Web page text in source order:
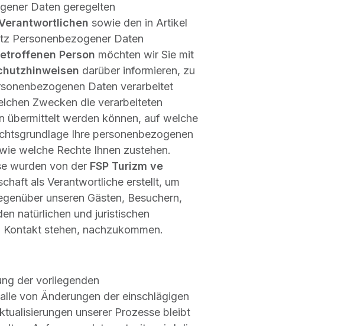
Daten geregelten
sowie den in Artikel
Personenbezogener Daten
Person möchten wir Sie mit
darüber informieren, zu
Daten verarbeitet
Zwecken die verarbeiteten
übermittelt werden können, auf welche
Ihre personenbezogenen
welche Rechte Ihnen zustehen.
wurden von der FSP Turizm ve
als Verantwortliche erstellt, um
unseren Gästen, Besuchern,
natürlichen und juristischen
stehen, nachzukommen.
der vorliegenden
von Änderungen der einschlägigen
unserer Prozesse bleibt